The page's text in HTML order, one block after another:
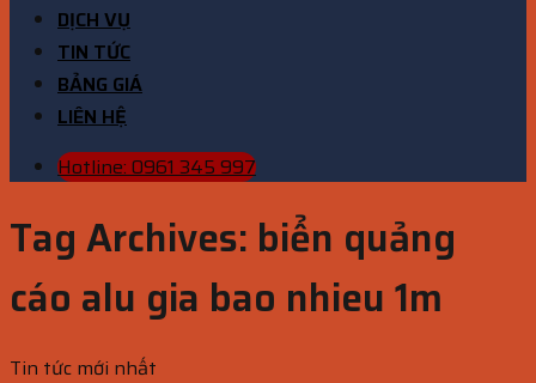
DỊCH VỤ
TIN TỨC
BẢNG GIÁ
LIÊN HỆ
Hotline: 0961 345 997
Tag Archives: biển quảng
cáo alu gia bao nhieu 1m
Tin tức mới nhất